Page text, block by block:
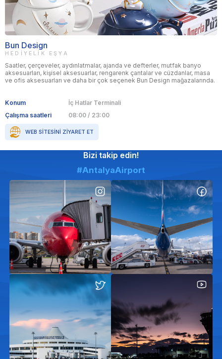
Bun Design
HEDIYELIK EŞYA
Saatler, çerçeveler, aydınlatmalar, ajanda ve defterler, mutfak banyo
aksesuarları, kişisel aksesuarlar, rengarenk çantalar ve cüzdanlar, masa
ve ofis aksesuarları ve daha bir çok seçenek Bun Design mağazalarında.
Konum
İç Hatlar Terminali
Çalışma saatleri
08:00 / 23:00
WEB SITESINI ZIYARET ET
Bizi takip edin!
#AntalyaAirport